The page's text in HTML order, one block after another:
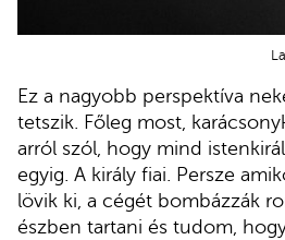
Ez a nagyobb perspektíva
tetszik. Főleg most,
arról szól, hogy mind
egyig. A király fiai. Persze
lövik ki, a cégét bombázzák
észben tartani és tudom,